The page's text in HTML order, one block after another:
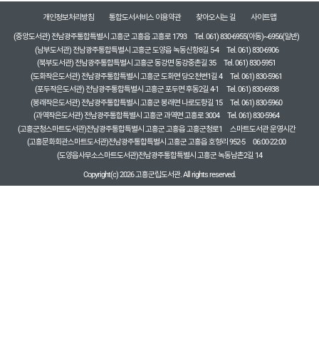
개인정보처리방침 통합도서서비스 이용약관 찾아오시는 길 사이트맵
(중앙도서관) 전남광주통합특별시 고흥군 고흥읍 고흥로 1793
Tel. 061) 830-6955(아동)~6956(일반)
(남부도서관) 전남광주통합특별시 고흥군 도양읍 녹동신항8길 5-4
Tel. 061) 830-6906
(북부도서관) 전남광주통합특별시 고흥군 동강면 동강중촌길 35
Tel. 061) 830-5951
(도화작은도서관) 전남광주통합특별시 고흥군 도화면 당오천변1길 4
Tel. 061) 830-5961
(포두작은도서관) 전남광주통합특별시 고흥군 포두면 후동2길 4-1
Tel. 061) 830-6938
(봉래작은도서관) 전남광주통합특별시 고흥군 봉래면 나로도항길 15
Tel. 061) 830-5960
(과역작은도서관) 전남광주통합특별시 고흥군 과역면 고흥로 3004
Tel. 061) 830-5964
(고흥군청스마트도서관)전남광주통합특별시 고흥군 고흥읍 고흥군청로1
스마트도서관 운영시간
(고흥문화회관스마트도서관)전남광주통합특별시 고흥군 고흥읍 호형리 952-5
06:00-22:00
(도양읍사무소스마트도서관)전남광주통합특별시 고흥군 녹동남촌2길 14
Copyright(c) 2026 고흥군립도서관. All rights reserved.